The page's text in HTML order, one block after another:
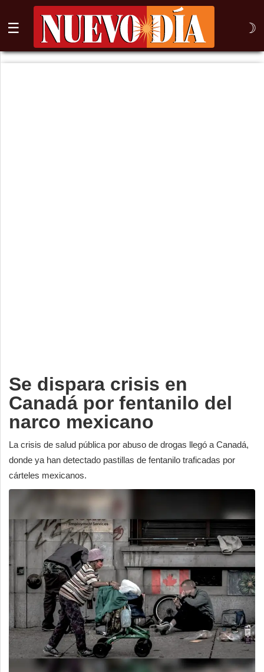
☰ ☽
⌕
Se dispara crisis en
Canadá por fentanilo del
narco mexicano
La crisis de salud pública por abuso de drogas llegó a Canadá,
donde ya han detectado pastillas de fentanilo traficadas por
cárteles mexicanos.